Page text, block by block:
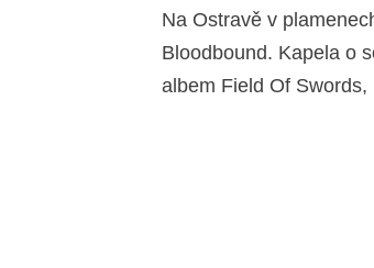
Na Ostravě v
Bloodbound. Kapela o
albem Field Of